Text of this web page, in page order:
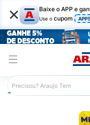
× Baixe o APP e
Use o cupom APP5
Araujo Pet Shop